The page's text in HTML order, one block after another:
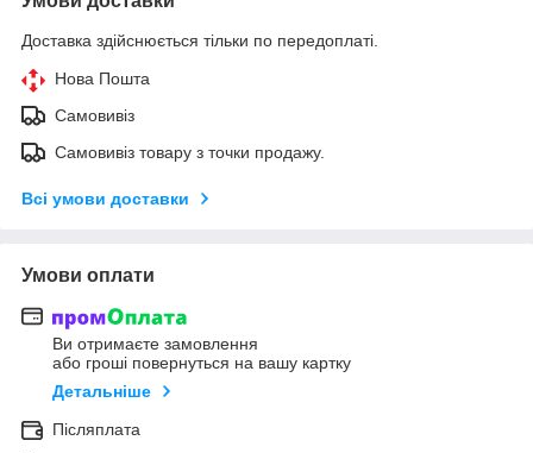
Доставка здійснюється тільки по передоплаті.
Нова Пошта
Самовивіз
Самовивіз товару з точки продажу.
Всі умови доставки
Умови оплати
Ви отримаєте замовлення
або гроші повернуться на вашу картку
Детальніше
Післяплата